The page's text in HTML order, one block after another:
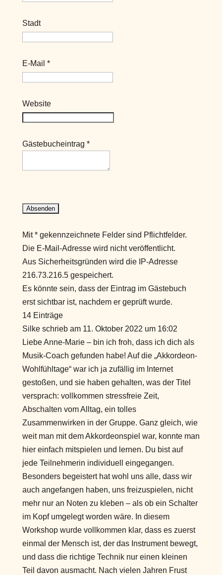
Stadt
E-Mail *
Website
Gästebucheintrag *
Mit * gekennzeichnete Felder sind Pflichtfelder.
Die E-Mail-Adresse wird nicht veröffentlicht.
Aus Sicherheitsgründen wird die IP-Adresse
216.73.216.5 gespeichert.
Es könnte sein, dass der Eintrag im Gästebuch
erst sichtbar ist, nachdem er geprüft wurde.
14 Einträge
Silke schrieb am11. Oktober 2022 um 16:02
Liebe Anne-Marie – bin ich froh, dass ich dich als
Musik-Coach gefunden habe! Auf die „Akkordeon-
Wohlfühltage“ war ich ja zufällig im Internet
gestoßen, und sie haben gehalten, was der Titel
versprach: vollkommen stressfreie Zeit,
Abschalten vom Alltag, ein tolles
Zusammenwirken in der Gruppe. Ganz gleich, wie
weit man mit dem Akkordeonspiel war, konnte man
hier einfach mitspielen und lernen. Du bist auf
jede Teilnehmerin individuell eingegangen.
Besonders begeistert hat wohl uns alle, dass wir
auch angefangen haben, uns freizuspielen, nicht
mehr nur an Noten zu kleben – als ob ein Schalter
im Kopf umgelegt worden wäre. In diesem
Workshop wurde vollkommen klar, dass es zuerst
einmal der Mensch ist, der das Instrument bewegt,
und dass die richtige Technik nur einen kleinen
Teil davon ausmacht. Nach vielen Jahren Frust